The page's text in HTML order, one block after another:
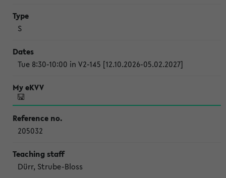
S
Tue 8:30-10:00 in V2-145 [12.10.2026-05.02.2027]
205032
Dürr, Strube-Bloss